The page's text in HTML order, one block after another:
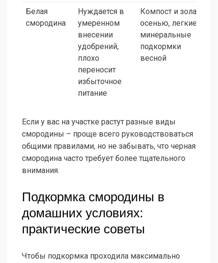
Белая
смородина
Нуждается в
умеренном
внесении
удобрений,
плохо
переносит
избыточное
питание
Компост и зола
осенью, легкие
минеральные
подкормки
весной
Если у вас на участке растут разные виды
смородины – проще всего руководствоваться
общими правилами, но не забывать, что черная
смородина часто требует более тщательного
внимания.
Подкормка смородины в
домашних условиях:
практические советы
Чтобы подкормка проходила максимально